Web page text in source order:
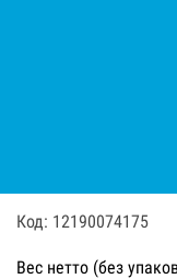
Код: 12190074175
Вес нетто (без